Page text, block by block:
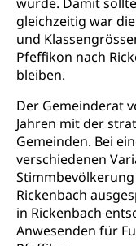
gleichzeitig war
und
Pfeffikon nach
bleiben.
Der Gemeinderat
Jahren mit der
Gemeinden. Bei
verschiedenen
Rickenbach
in Rickenbach
Anwesenden für
Schiffsverkehr,
Flussschifffahrt
Strasse
Langsamverkehr,
Individualverkehr
zentras
Persönliches